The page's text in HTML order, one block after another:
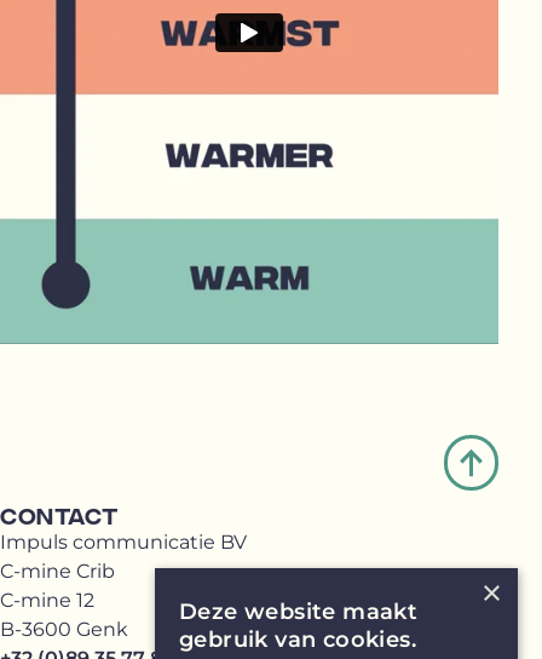
CONTACT
Impuls communicatie BV
C-mine Crib
C-mine 12
B-3600 Genk
×
Deze website maakt
gebruik van cookies.